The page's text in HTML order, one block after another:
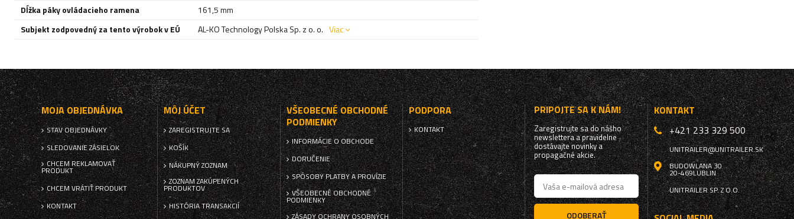
Dĺžka páky ovládacieho ramena
161,5 mm
Subjekt zodpovedný za tento výrobok v EÚ
AL-KO Technology Polska Sp. z o. o. Viac
MOJA OBJEDNÁVKA
STAV OBJEDNÁVKY
SLEDOVANIE ZÁSIELOK
CHCEM REKLAMOVAŤ
PRODUKT
CHCEM VRÁTIŤ PRODUKT
KONTAKT
MÔJ ÚČET
ZAREGISTRUJTE SA
KOŠÍK
NÁKUPNÝ ZOZNAM
ZOZNAM ZAKÚPENÝCH
PRODUKTOV
HISTÓRIA TRANSAKCIÍ
VŠEOBECNÉ OBCHODNÉ
PODMIENKY
INFORMÁCIE O OBCHODE
DORUČENIE
SPÔSOBY PLATBY A PROVÍZIE
VŠEOBECNÉ OBCHODNÉ
PODMIENKY
ZÁSADY OCHRANY OSOBNÝCH
PODPORA
KONTAKT
PRIPOJTE SA K NÁM!
Zaregistrujte sa do nášho
newslettera a pravidelne
dostávajte novinky a
propagačné akcie.
ODOBERAŤ
KONTAKT
+421 233 329 500
UNITRAILER@UNITRAILER.SK
BUDOWLANA 30
20-469LUBLIN
UNITRAILER SP. Z O.O.